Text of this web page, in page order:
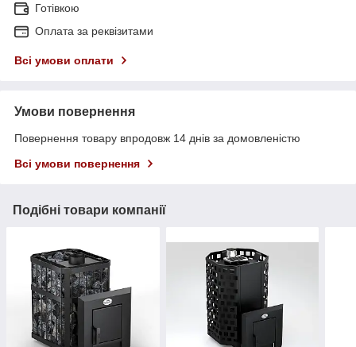
Готівкою
Оплата за реквізитами
Всі умови оплати
Умови повернення
Повернення товару впродовж 14 днів за домовленістю
Всі умови повернення
Подібні товари компанії